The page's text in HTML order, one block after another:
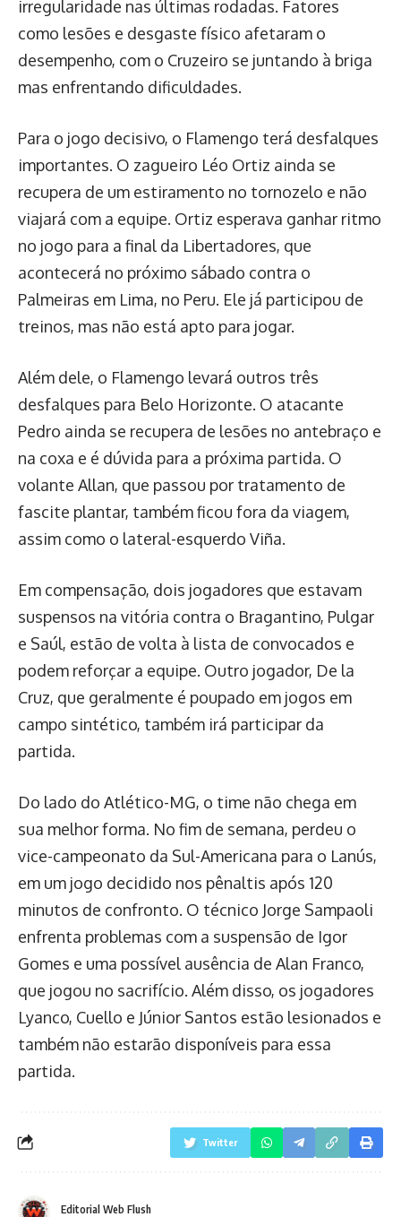
irregularidade nas últimas rodadas. Fatores
como lesões e desgaste físico afetaram o
desempenho, com o Cruzeiro se juntando à briga
mas enfrentando dificuldades.
Para o jogo decisivo, o Flamengo terá desfalques
importantes. O zagueiro Léo Ortiz ainda se
recupera de um estiramento no tornozelo e não
viajará com a equipe. Ortiz esperava ganhar ritmo
no jogo para a final da Libertadores, que
acontecerá no próximo sábado contra o
Palmeiras em Lima, no Peru. Ele já participou de
treinos, mas não está apto para jogar.
Além dele, o Flamengo levará outros três
desfalques para Belo Horizonte. O atacante
Pedro ainda se recupera de lesões no antebraço e
na coxa e é dúvida para a próxima partida. O
volante Allan, que passou por tratamento de
fascite plantar, também ficou fora da viagem,
assim como o lateral-esquerdo Viña.
Em compensação, dois jogadores que estavam
suspensos na vitória contra o Bragantino, Pulgar
e Saúl, estão de volta à lista de convocados e
podem reforçar a equipe. Outro jogador, De la
Cruz, que geralmente é poupado em jogos em
campo sintético, também irá participar da
partida.
Do lado do Atlético-MG, o time não chega em
sua melhor forma. No fim de semana, perdeu o
vice-campeonato da Sul-Americana para o Lanús,
em um jogo decidido nos pênaltis após 120
minutos de confronto. O técnico Jorge Sampaoli
enfrenta problemas com a suspensão de Igor
Gomes e uma possível ausência de Alan Franco,
que jogou no sacrifício. Além disso, os jogadores
Lyanco, Cuello e Júnior Santos estão lesionados e
também não estarão disponíveis para essa
partida.
Twitter
Editorial Web Flush